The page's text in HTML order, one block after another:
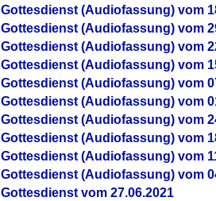
Gottesdienst (Audiofassung) vom
Gottesdienst (Audiofassung) vom
Gottesdienst (Audiofassung) vom
Gottesdienst (Audiofassung) vom
Gottesdienst (Audiofassung) vom
Gottesdienst (Audiofassung) vom
Gottesdienst (Audiofassung) vom
Gottesdienst (Audiofassung) vom
Gottesdienst (Audiofassung) vom
Gottesdienst (Audiofassung) vom
Gottesdienst vom 27.06.2021